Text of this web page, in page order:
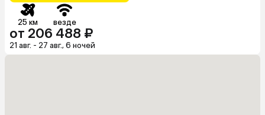
25 км везде
от 206 488 ₽
21 авг. - 27 авг., 6 ночей